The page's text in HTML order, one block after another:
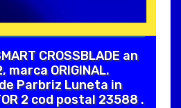
CROSSBLADE an
ORIGINAL.
Parbriz Luneta in
2 cod postal 23588 .